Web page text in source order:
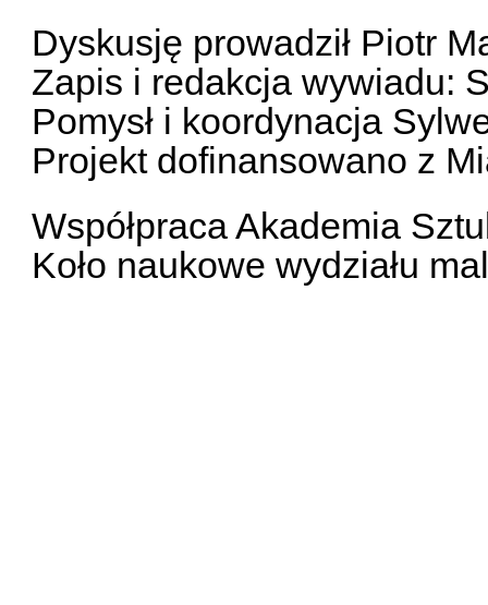
Dyskusję prowadził Piotr
Zapis i redakcja wywiadu:
Pomysł i koordynacja
Projekt dofinansowano z
Współpraca Akademia
Koło naukowe wydziału